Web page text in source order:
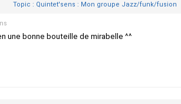
Topic : Quintet'sens : Mon groupe Jazz/funk/fusion
une bonne bouteille de mirabelle ^^